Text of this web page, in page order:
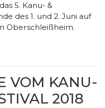
5. Kanu- &
des 1. und 2. Juni auf
Oberschleißheim.
VOM KANU-
2018